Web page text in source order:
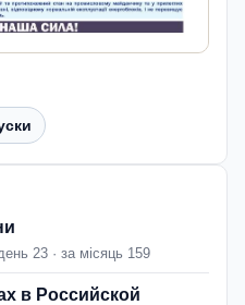
23 · за місяць 159
в Российской